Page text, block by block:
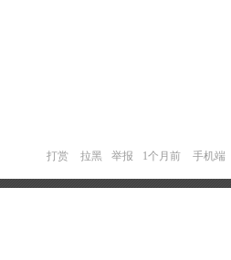
打赏 拉黑 举报 1个月前 手机端